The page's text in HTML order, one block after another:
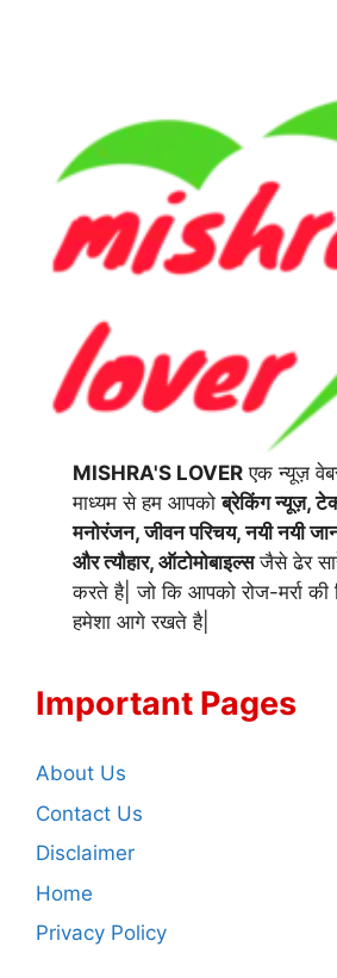
MISHRA'S LOVER एक न्यूज़
माध्यम से हम आपकोब्रेकिंग न्यूज़,
मनोरंजन, जीवन परिचय, नयी नयी
और त्यौहार, ऑटोमोबाइल्सजैसे ढेर
करते है| जो कि आपको रोज-मर्रा
हमेशा आगे रखते है|
Important Pages
About Us
Contact Us
Disclaimer
Home
Privacy Policy